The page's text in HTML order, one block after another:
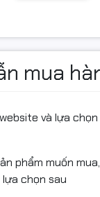
với độ tương
tấm nền IPS chất
ổn định và đồng
mua
và lựa
phẩm muốn
chọn sau